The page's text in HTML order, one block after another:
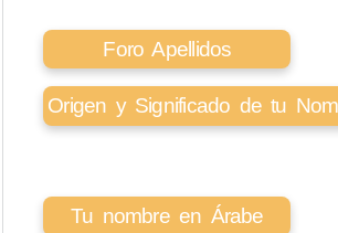
Foro Apellidos
Origen y Significado de tu
Tu nombre en Árabe